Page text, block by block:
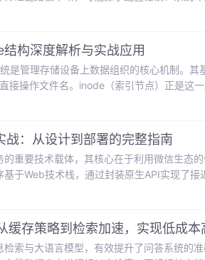
损坏或全局热键抢占。对于开发者而言，稳
灵这一常见痛点，从**快捷键配置**和**GDB
构深度解析与实战应用
是管理存储设备上数据组织的核心机制。其
接操作文件名。inode（索引节点）正是这
者、大小、时间戳及数据块位置）的数据结
、保障数据一致性和高效I/O操作的基础。
战：从设计到部署的完整指南
重要技术载体，其核心在于利用微信生态
于Web技术栈，通过封装原生API实现了接
验证商业模式和上线服务的平台。在应用场
实现分布式锁以防止预约超卖等高并发
缓存策略到检索加速，实现低成本
索与大语言模型，有效提升了问答系统的